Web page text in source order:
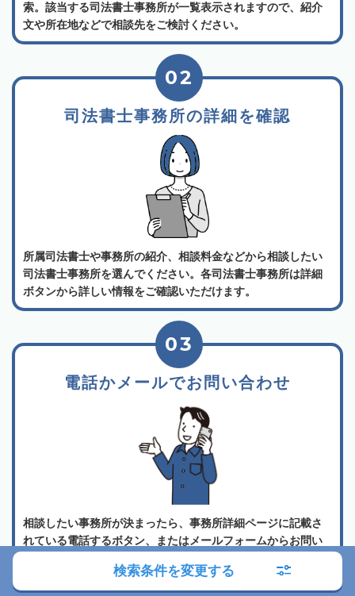
索。該当する司法書士事務所が一覧表示されますので、紹介
文や所在地などで相談先をご検討ください。
司法書士事務所の詳細を確認
02
所属司法書士や事務所の紹介、相談料金などから相談したい
司法書士事務所を選んでください。各司法書士事務所は詳細
ボタンから詳しい情報をご確認いただけます。
電話かメールでお問い合わせ
03
相談したい事務所が決まったら、事務所詳細ページに記載さ
れている電話するボタン、またはメールフォームからお問い
検索条件を変更する